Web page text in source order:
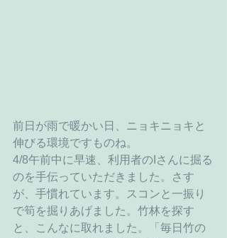
前日が雨で暖かい日、ニョキニョキと
伸びる環境ですものね。
4/8午前中に早速、利用者のIさんに掘る
のを手伝っていただきました。さす
が、手慣れています。スコンと一振り
で筍を掘りあげました。竹林を探す
と、こんなに取れました。「毎日竹の